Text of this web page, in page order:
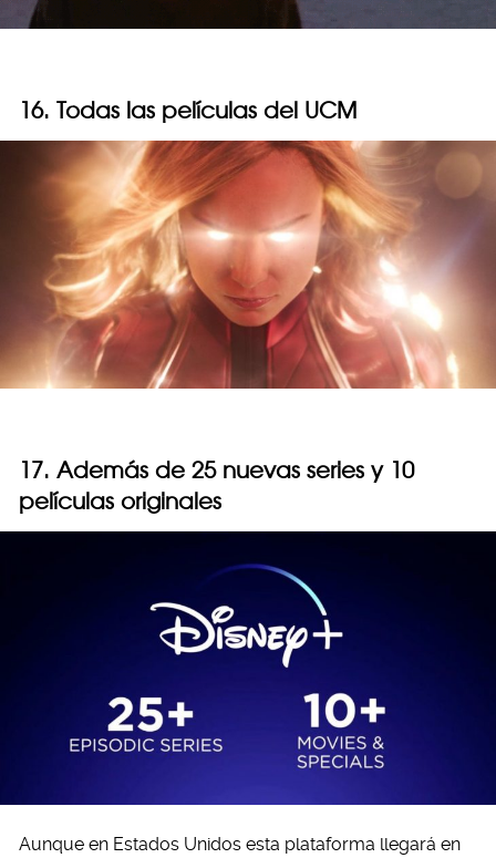
16. Todas las películas del UCM
17. Además de 25 nuevas series y 10
películas originales
Aunque en Estados Unidos esta plataforma llegará en